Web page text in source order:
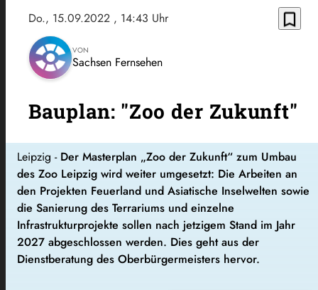
Do., 15.09.2022 , 14:43 Uhr bookmark_border
VON
Sachsen Fernsehen
Bauplan: "Zoo der Zukunft"
Leipzig - Der Masterplan „Zoo der Zukunft“ zum Umbau
des Zoo Leipzig wird weiter umgesetzt: Die Arbeiten an
den Projekten Feuerland und Asiatische Inselwelten sowie
die Sanierung des Terrariums und einzelne
Infrastrukturprojekte sollen nach jetzigem Stand im Jahr
2027 abgeschlossen werden. Dies geht aus der
Dienstberatung des Oberbürgermeisters hervor.